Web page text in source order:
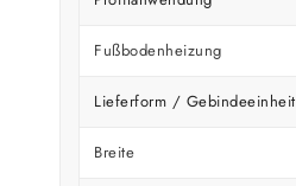
Fußbodenheizung
Lieferform / Gebindeeinheit
Breite